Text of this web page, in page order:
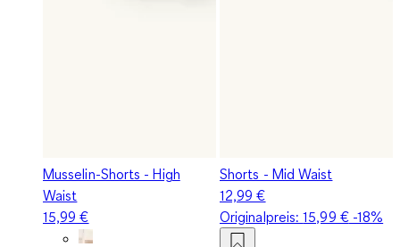
Musselin-Shorts - High
Waist
15,99 €
Shorts - Mid Waist
12,99 €
Originalpreis:15,99 €-18%